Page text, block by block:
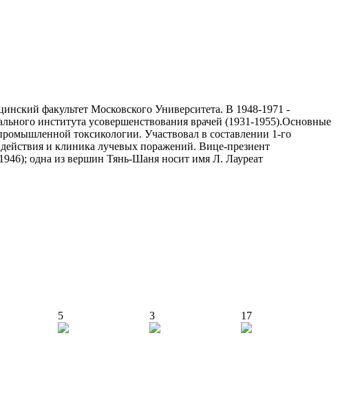
факультет Московского Университета. В 1948-1971 -
института усовершенствования врачей (1931-1955).Основные
токсикологии. Участвовал в составлении 1-го
и клиника лучевых поражений. Вице-презиент
одна из вершин Тянь-Шаня носит имя Л. Лауреат
5 3 17